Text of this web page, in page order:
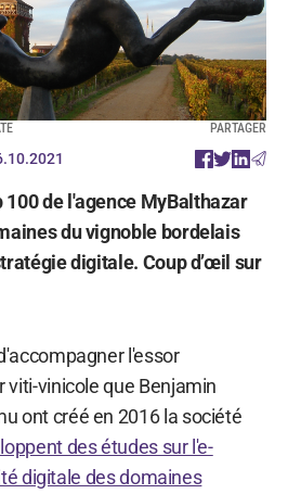
PARTAGER
100 de l'agence MyBalthazar
du vignoble bordelais
digitale. Coup d’œil sur
l'essor
viti-vinicole que Benjamin
ont créé en 2016 la société
des études sur l'e-
digitale des domaines